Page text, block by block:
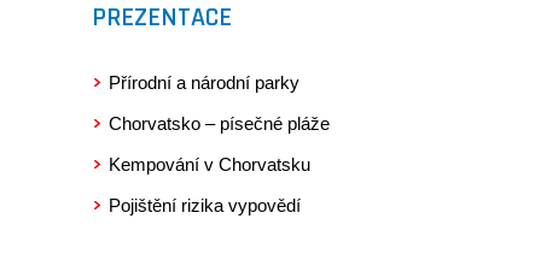
PREZENTACE
Přírodní a národní parky
Chorvatsko – písečné pláže
Kempování v Chorvatsku
Pojištění rizika vypovědí